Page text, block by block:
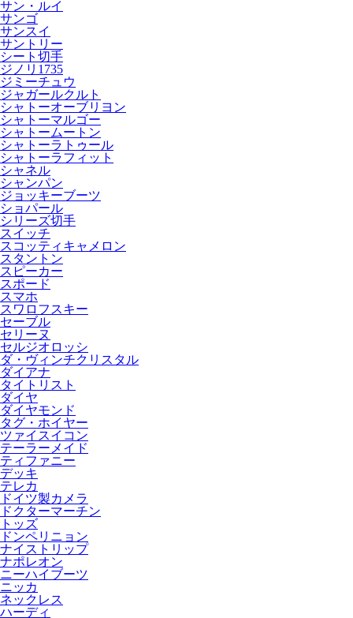
サン・ルイ
サンゴ
サンスイ
サントリー
シート切手
ジノリ1735
ジミーチュウ
ジャガールクルト
シャトーオーブリヨン
シャトーマルゴー
シャトームートン
シャトーラトゥール
シャトーラフィット
シャネル
シャンパン
ジョッキーブーツ
ショパール
シリーズ切手
スイッチ
スコッティキャメロン
スタントン
スピーカー
スポード
スマホ
スワロフスキー
セーブル
セリーヌ
セルジオロッシ
ダ・ヴィンチクリスタル
ダイアナ
タイトリスト
ダイヤ
ダイヤモンド
タグ・ホイヤー
ツァイスイコン
テーラーメイド
ティファニー
デッキ
テレカ
ドイツ製カメラ
ドクターマーチン
トッズ
ドンペリニョン
ナイストリップ
ナポレオン
ニーハイブーツ
ニッカ
ネックレス
ハーディ